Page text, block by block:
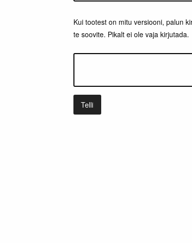
Kui tootest on mitu versiooni, palun
te soovite. Pikalt ei ole vaja kirjutada.
Telli